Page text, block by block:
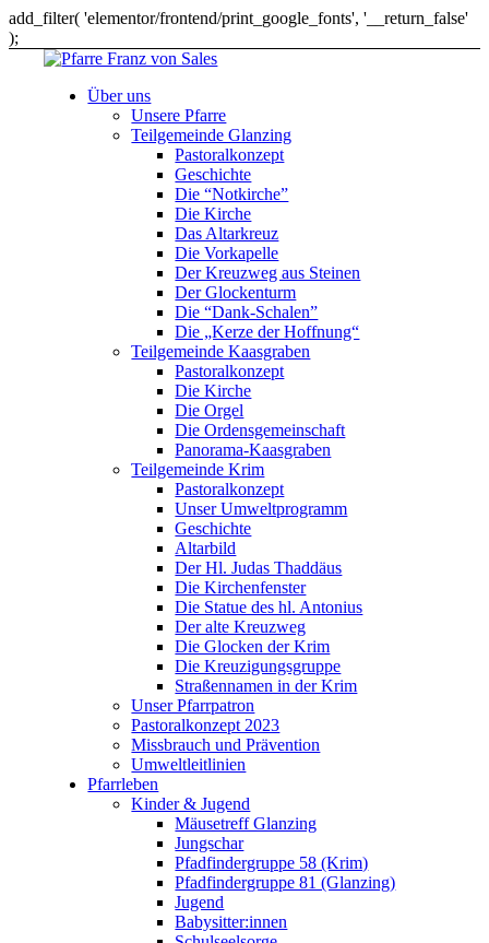
add_filter( 'elementor/frontend/print_google_fonts', '__return_false'
);
Über uns
Unsere Pfarre
Teilgemeinde Glanzing
Pastoralkonzept
Geschichte
Die “Notkirche”
Die Kirche
Das Altarkreuz
Die Vorkapelle
Der Kreuzweg aus Steinen
Der Glockenturm
Die “Dank-Schalen”
Die „Kerze der Hoffnung“
Teilgemeinde Kaasgraben
Pastoralkonzept
Die Kirche
Die Orgel
Die Ordensgemeinschaft
Panorama-Kaasgraben
Teilgemeinde Krim
Pastoralkonzept
Unser Umweltprogramm
Geschichte
Altarbild
Der Hl. Judas Thaddäus
Die Kirchenfenster
Die Statue des hl. Antonius
Der alte Kreuzweg
Die Glocken der Krim
Die Kreuzigungsgruppe
Straßennamen in der Krim
Unser Pfarrpatron
Pastoralkonzept 2023
Missbrauch und Prävention
Umweltleitlinien
Pfarrleben
Kinder & Jugend
Mäusetreff Glanzing
Jungschar
Pfadfindergruppe 58 (Krim)
Pfadfindergruppe 81 (Glanzing)
Jugend
Babysitter:innen